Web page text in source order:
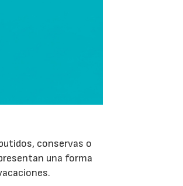
conservas o
una forma